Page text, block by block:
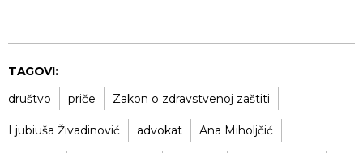
TAGOVI:
društvo
priče Zakon o zdravstvenoj zaštiti
Ljubiuša Živadinović advokat Ana Miholjčić